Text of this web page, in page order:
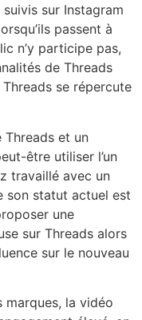
sur Instagram
passent à
n’y participe pas,
de Threads
se répercute
Threads et un
être utiliser l’un
travaillé avec un
son statut actuel est
une
sur Threads alors
sur le nouveau
marques, la vidéo